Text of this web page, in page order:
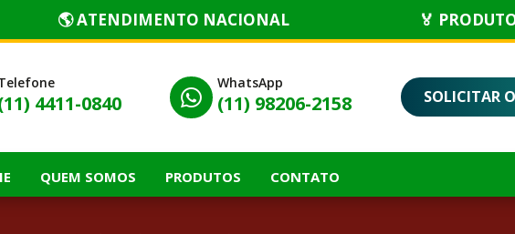
🌎 ATENDIMENTO NACIONAL 🏅
4411-0840 
WhatsApp
(11) 98206-2158 SOLICITAR
QUEM SOMOS PRODUTOS CONTATO